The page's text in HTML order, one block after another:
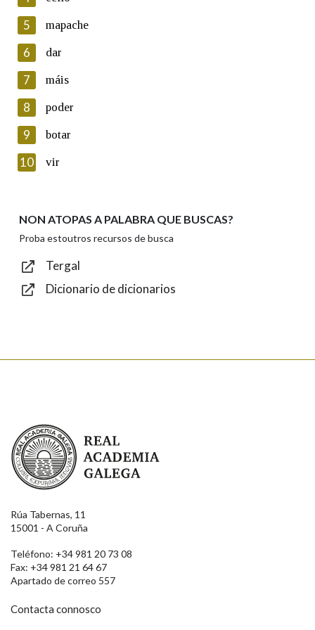
Lin e acepto as condicións da política de
Introduce o código que aparece na imaxe:
Texto de verificación
Enviar
5 mapache
6 dar
7 máis
8 poder
9 botar
10 vir
NON ATOPAS A PALABRA QUE BUSCAS?
Proba estoutros recursos de busca
Tergal
Dicionario de dicionarios
Real Academia Galega
Rúa Tabernas, 11
15001 - A Coruña
Teléfono: +34 981 20 73 08
Fax: +34 981 21 64 67
Apartado de correo 557
Contacta connosco